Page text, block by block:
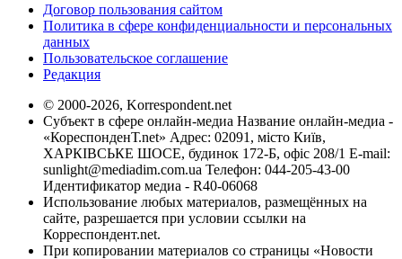
Договор пользования сайтом
Политика в сфере конфиденциальности и персональных
данных
Пользовательское соглашение
Редакция
© 2000-2026, Korrespondent.net
Субъект в сфере онлайн-медиа Название онлайн-медиа -
«КореспонденТ.net» Адрес: 02091, місто Київ,
ХАРКІВСЬКЕ ШОСЕ, будинок 172-Б, офіс 208/1 E-mail:
sunlight@mediadim.com.ua Телефон: 044-205-43-00
Идентификатор медиа - R40-06068
Использование любых материалов, размещённых на
сайте, разрешается при условии ссылки на
Корреспондент.net.
При копировании материалов со страницы «Новости